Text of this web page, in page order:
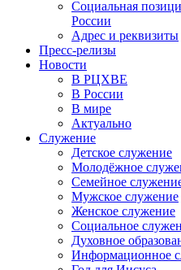
Социальная
России
Адрес и реквизиты
Пресс-релизы
Новости
В РЦХВЕ
В России
В мире
Актуально
Служение
Детское служение
Молодёжное
Семейное
Мужское служение
Женское служение
Социальное
Духовное
Информационное